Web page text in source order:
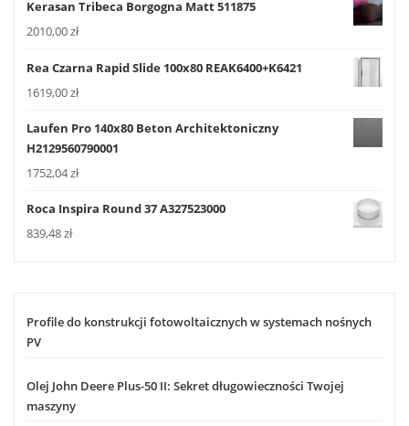
Kerasan Tribeca Borgogna Matt 511875
2010,00zł
Rea Czarna Rapid Slide 100x80 REAK6400+K6421
1619,00zł
Laufen Pro 140x80 Beton Architektoniczny
H2129560790001
1752,04zł
Roca Inspira Round 37 A327523000
839,48zł
Profile do konstrukcji fotowoltaicznych w systemach nośnych
PV
Olej John Deere Plus-50 II: Sekret długowieczności Twojej
maszyny